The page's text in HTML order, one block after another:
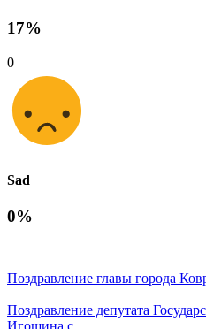
17%
0
Sad
0%
Поздравление главы города
Поздравление депутата